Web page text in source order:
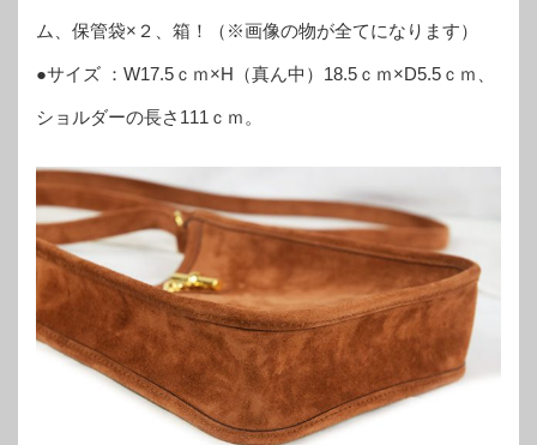
ム、保管袋×２、箱！（※画像の物が全てになります）
●サイズ ：W17.5ｃｍ×H（真ん中）18.5ｃｍ×D5.5ｃｍ、
ショルダーの長さ111ｃｍ。